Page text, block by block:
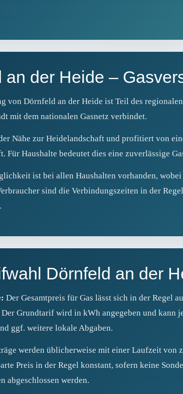
an der Heide –
von Dörnfeld an der Heide ist Teil des
mit dem nationalen Gasnetz verbindet.
Nähe zur Heidelandschaft und profitiert von
Für Haushalte bedeutet dies eine zuverlässige
ist bei allen Haushalten vorhanden,
sind die Verbindungszeiten in der
Dörnfeld an der
Der Gesamtpreis für Gas lässt sich in der Regel
Der Grundtarif wird in kWh angegeben und kann
ggf. weitere lokale Abgaben.
werden üblicherweise mit einer Laufzeit
Preis in der Regel konstant, sofern keine
abgeschlossen werden.